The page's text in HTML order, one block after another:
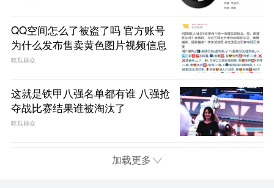
QQ空间怎么了被盗了吗 官方账号
为什么发布售卖黄色图片视频信息
吃瓜群众
这就是铁甲八强名单都有谁 八强抢
夺战比赛结果谁被淘汰了
吃瓜群众
加载更多